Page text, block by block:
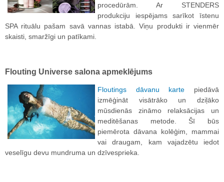
procedūrām. Ar STENDERS
produkciju iespējams sarīkot īstenu
SPA rituālu pašam savā vannas istabā. Viņu produkti ir vienmēr
skaisti, smaržīgi un patīkami.
Flouting Universe salona apmeklējums
Floutings dāvanu karte piedāvā
izmēģināt visātrāko un dziļāko
mūsdienās zināmo relaksācijas un
meditēšanas metode. Šī būs
piemērota dāvana kolēģim, mammai
vai draugam, kam vajadzētu iedot
veselīgu devu mundruma un dzīvesprieka.